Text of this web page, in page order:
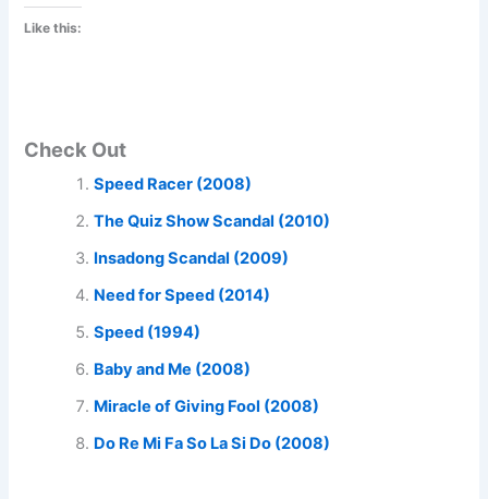
Like this:
Check Out
Speed Racer (2008)
The Quiz Show Scandal (2010)
Insadong Scandal (2009)
Need for Speed (2014)
Speed (1994)
Baby and Me (2008)
Miracle of Giving Fool (2008)
Do Re Mi Fa So La Si Do (2008)